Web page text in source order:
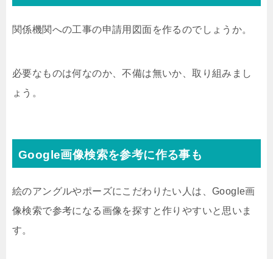
関係機関への工事の申請用図面を作るのでしょうか。
必要なものは何なのか、不備は無いか、取り組みまし
ょう。
Google画像検索を参考に作る事も
絵のアングルやポーズにこだわりたい人は、Google画
像検索で参考になる画像を探すと作りやすいと思いま
す。